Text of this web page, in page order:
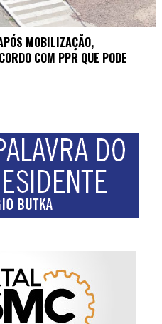
MOBILIZAÇÃO,
COM PPR QUE PODE